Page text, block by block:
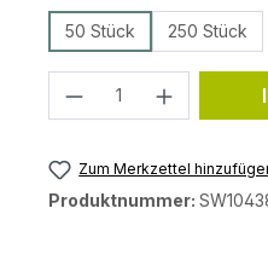
50 Stück 250 Stück
Produkt
Zum Merkzettel
Produktnummer: